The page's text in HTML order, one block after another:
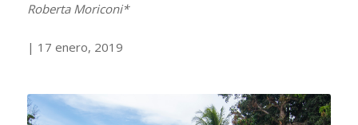
Roberta Moriconi*
| 17 enero, 2019